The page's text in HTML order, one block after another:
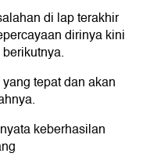
di lap terakhir
dirinya kini
tepat dan akan
keberhasilan